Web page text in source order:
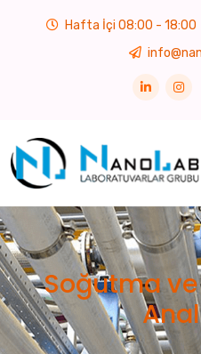
Hafta İçi 08:00 - 18:00
Soğutma ve